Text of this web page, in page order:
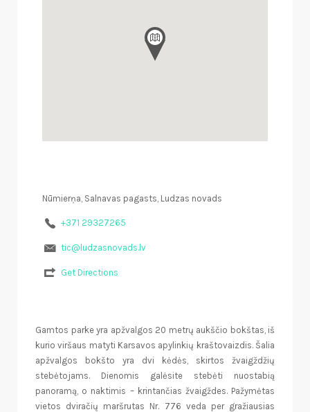
Nūmierņa, Salnavas pagasts, Ludzas novads
+371 29327265
tic@ludzasnovads.lv
Get Directions
Gamtos parke yra apžvalgos 20 metrų aukščio bokštas, iš
kurio viršaus matyti Karsavos apylinkių kraštovaizdis. Šalia
apžvalgos bokšto yra dvi kėdės, skirtos žvaigždžių
stebėtojams. Dienomis galėsite stebėti nuostabią
panoramą, o naktimis – krintančias žvaigždes. Pažymėtas
vietos dviračių maršrutas Nr. 776 veda per gražiausias